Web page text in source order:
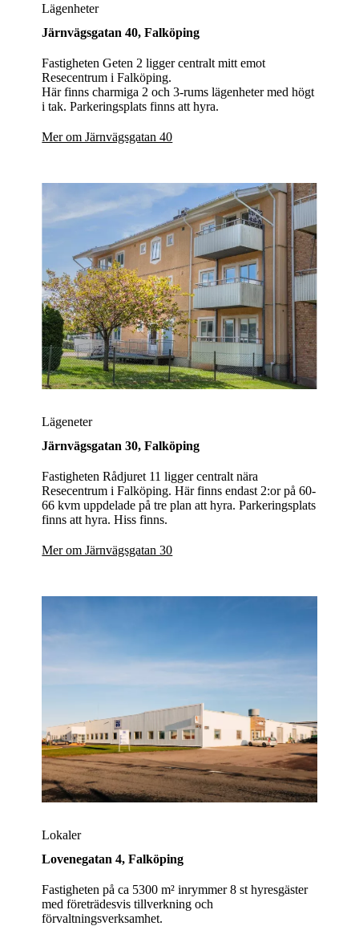
Lägenheter
Järnvägsgatan 40,Falköping
Fastigheten Geten 2 ligger centralt mitt emot
Resecentrum i Falköping.
Här finns charmiga 2 och 3-rums lägenheter med högt
i tak. Parkeringsplats finns att hyra.
Mer om Järnvägsgatan 40
Lägeneter
Järnvägsgatan 30,Falköping
Fastigheten Rådjuret 11 ligger centralt nära
Resecentrum i Falköping. Här finns endast 2:or på 60-
66 kvm uppdelade på tre plan att hyra. Parkeringsplats
finns att hyra. Hiss finns.
Mer om Järnvägsgatan 30
Lokaler
Lovenegatan 4,Falköping
Fastigheten på ca 5300 m² inrymmer 8 st hyresgäster
med företrädesvis tillverkning och
förvaltningsverksamhet.